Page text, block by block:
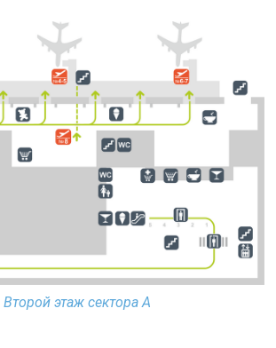
Второй этаж сектора А